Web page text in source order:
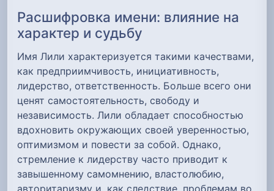
Расшифровка имени: влияние на
характер и судьбу
Имя Лили характеризуется такими качествами,
как предприимчивость, инициативность,
лидерство, ответственность. Больше всего они
ценят самостоятельность, свободу и
независимость. Лили обладает способностью
вдохновить окружающих своей уверенностью,
оптимизмом и повести за собой. Однако,
стремление к лидерству часто приводит к
завышенному самомнению, властолюбию,
авторитаризму и, как следствие, проблемам во